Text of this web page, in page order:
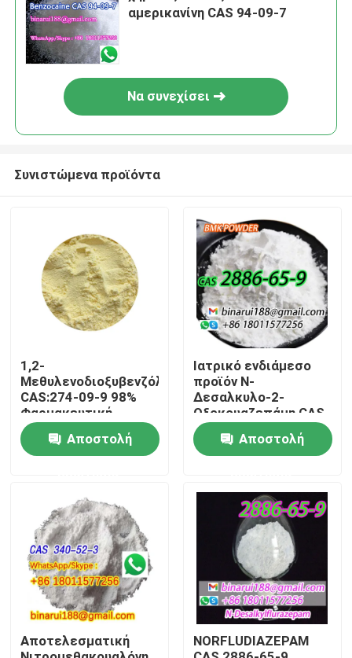
Σπίτι
Προϊόντα
Βίντεο
Σχετικά με εμάς
Επισκέψεις στο εργοστάσιο
Έλεγχος ποιότητας
αμερικανίνη CAS 94-09-7
Να συνεχίσει
Συνιστώμενα προϊόντα
1,2-
Μεθυλενοδιοξυβενζόλη
CAS:274-09-9 98%
Φαρμακευτική
απευθείας υψηλής
ποιότηταςΑποστολή
Ιατρικό ενδιάμεσο
προϊόν N-
Δεσαλκυλο-2-
Οξοκουαζεπάμη CAS
2886-65-9
Αποστολή
Αποτελεσματική
NORFLUDIAZEPAM